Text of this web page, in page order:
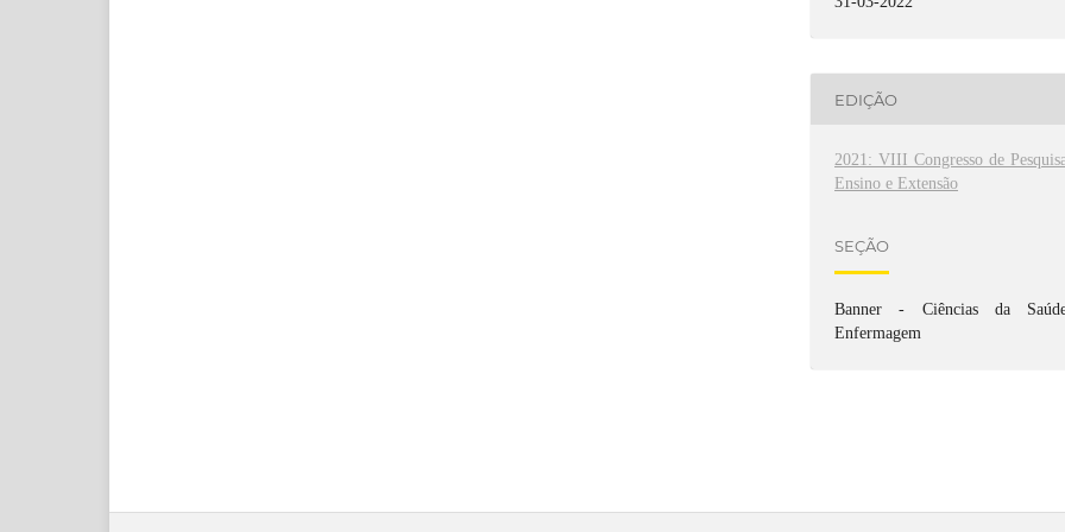
EDIÇÃO
2021: VIII Congresso de
Ensino e Extensão
SEÇÃO
Banner - Ciências da
Enfermagem